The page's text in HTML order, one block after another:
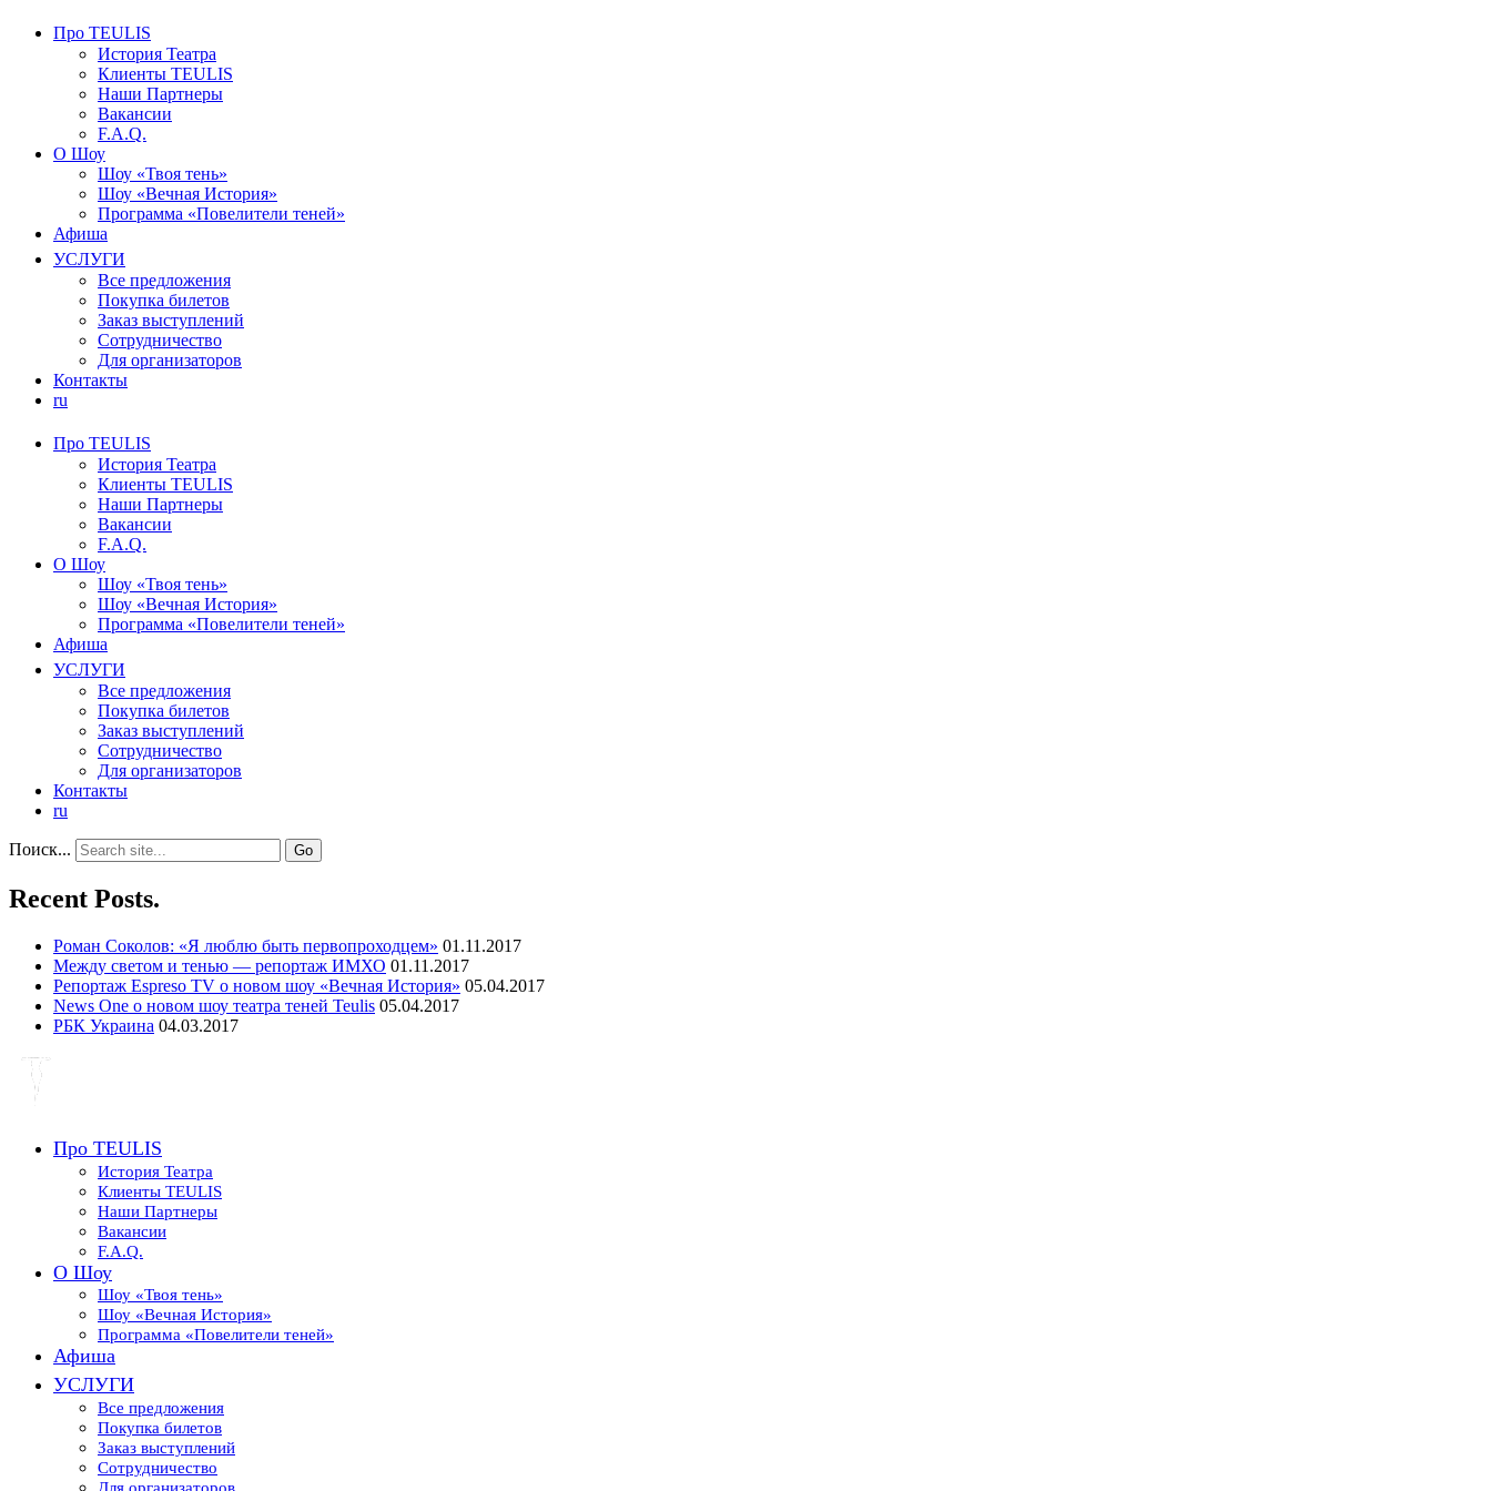
Про TEULIS
История Театра
Клиенты TEULIS
Наши Партнеры
Вакансии
F.A.Q.
О Шоу
Шоу «Твоя тень»
Шоу «Вечная История»
Программа «Повелители теней»
Афиша
УСЛУГИ
Все предложения
Покупка билетов
Заказ выступлений
Сотрудничество
Для организаторов
Контакты
ru
Про TEULIS
История Театра
Клиенты TEULIS
Наши Партнеры
Вакансии
F.A.Q.
О Шоу
Шоу «Твоя тень»
Шоу «Вечная История»
Программа «Повелители теней»
Афиша
УСЛУГИ
Все предложения
Покупка билетов
Заказ выступлений
Сотрудничество
Для организаторов
Контакты
ru
Поиск...
Recent Posts.
Роман Соколов: «Я люблю быть первопроходцем» 01.11.2017
Между светом и тенью — репортаж ИМХО 01.11.2017
Репортаж Espreso TV о новом шоу «Вечная История» 05.04.2017
News One о новом шоу театра теней Teulis 05.04.2017
РБК Украина 04.03.2017
Про TEULIS
История Театра
Клиенты TEULIS
Наши Партнеры
Вакансии
F.A.Q.
О Шоу
Шоу «Твоя тень»
Шоу «Вечная История»
Программа «Повелители теней»
Афиша
УСЛУГИ
Все предложения
Покупка билетов
Заказ выступлений
Сотрудничество